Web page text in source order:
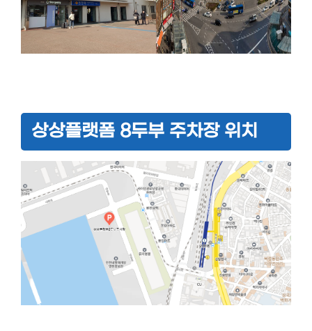
상상플랫폼 8두부 주차장 위치